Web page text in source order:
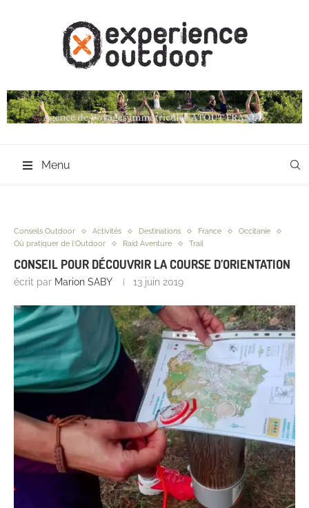
Menu
Conseils Outdoor Activités Destinations France
Occitanie
Où pratiquer de l'Outdoor
Raid Aventure Trail
CONSEIL POUR DÉCOUVRIR LA COURSE D’ORIENTATION
écrit par Marion SABY 13 juin 2019